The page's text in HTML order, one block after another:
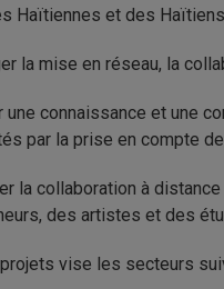
Haïtiennes et des
la mise en réseau, la
une connaissance et une
par la prise en compte
la collaboration à
des artistes et des
vise les secteurs